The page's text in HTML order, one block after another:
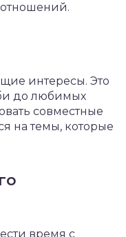
интересы. Это
до любимых
совместные
на темы, которые
время с